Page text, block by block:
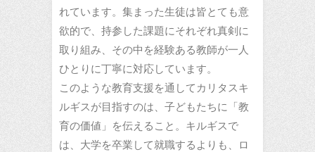
れています。集まった生徒は皆とても意
欲的で、持参した課題にそれぞれ真剣に
取り組み、その中を経験ある教師が一人
ひとりに丁寧に対応しています。
このような教育支援を通してカリタスキ
ルギスが目指すのは、子どもたちに「教
育の価値」を伝えること。キルギスで
は、大学を卒業して就職するよりも、ロ